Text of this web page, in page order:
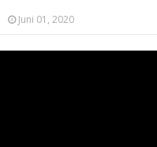
Juni 01, 2020